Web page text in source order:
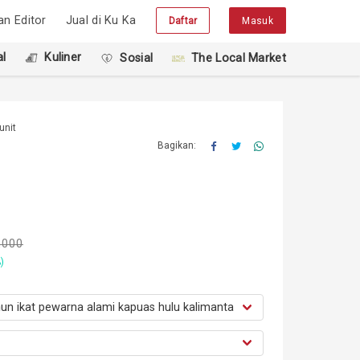
Editor Jual di Ku Ka Daftar Masuk
Kuliner Sosial The Local Market
unit
Bagikan: